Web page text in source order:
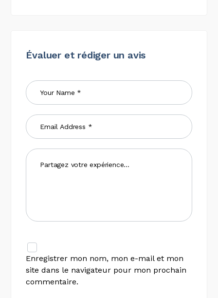
Évaluer et rédiger un avis
Enregistrer mon nom, mon e-mail et mon
site dans le navigateur pour mon prochain
commentaire.